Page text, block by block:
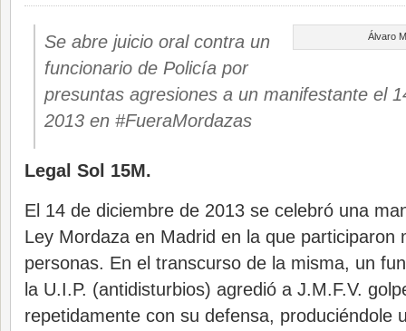
Álvaro
Se abre juicio oral contra un
funcionario de Policía por
presuntas agresiones a un manifestante el
2013 en #FueraMordazas
Legal Sol 15M.
El 14 de diciembre de 2013 se celebró una
Ley Mordaza en Madrid en la que participaron
personas. En el transcurso de la misma, un
la U.I.P. (antidisturbios) agredió a J.M.F.V.
repetidamente con su defensa, produciéndole